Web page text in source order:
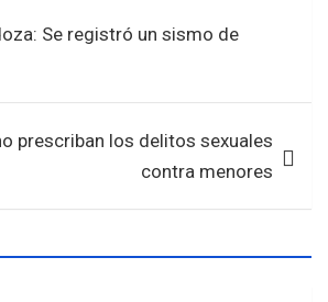
Se registró un sismo de
prescriban los delitos sexuales
contra menores